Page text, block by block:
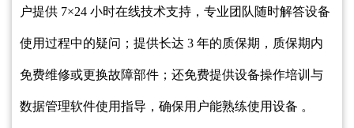
户提供 7×24 小时在线技术支持，专业团队随时解答设备
使用过程中的疑问；提供长达 3 年的质保期，质保期内
免费维修或更换故障部件；还免费提供设备操作培训与
数据管理软件使用指导，确保用户能熟练使用设备 。